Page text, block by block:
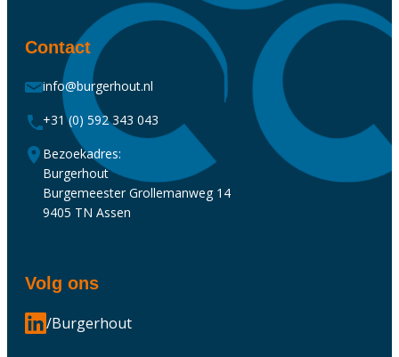
Contact
info@burgerhout.nl
+31 (0) 592 343 043
Bezoekadres:
Burgerhout
Burgemeester Grollemanweg 14
9405 TN Assen
Volg ons
/Burgerhout